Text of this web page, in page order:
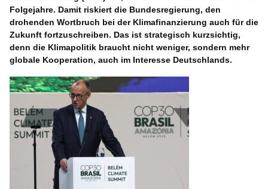
Folgejahre. Damit riskiert die Bundesregierung, den
drohenden Wortbruch bei der Klimafinanzierung auch für die
Zukunft fortzuschreiben. Das ist strategisch kurzsichtig,
denn die Klimapolitik braucht nicht weniger, sondern mehr
globale Kooperation, auch im Interesse Deutschlands.